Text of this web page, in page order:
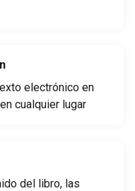
electrónico en
cualquier lugar
del libro, las